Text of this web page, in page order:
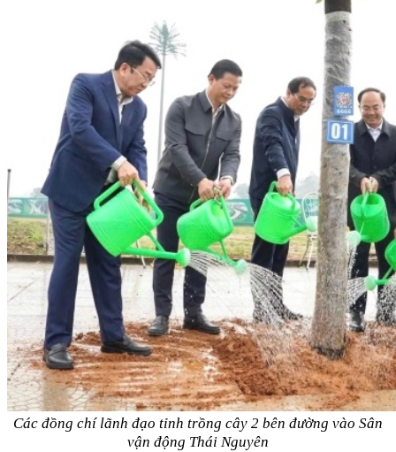
Các đồng chí lãnh đạo tỉnh trồng cây 2 bên đường vào Sân
vận động Thái Nguyên